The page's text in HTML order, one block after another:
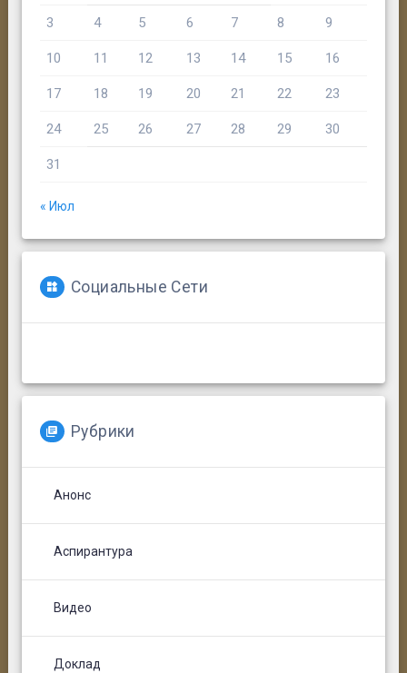
3 4 5 6 7 8 9
10 11 12 13 14 15 16
17 18 19 20 21 22 23
24 25 26 27 28 29 30
31
« Июл
Социальные Сети
Рубрики
Анонс
Аспирантура
Видео
Доклад